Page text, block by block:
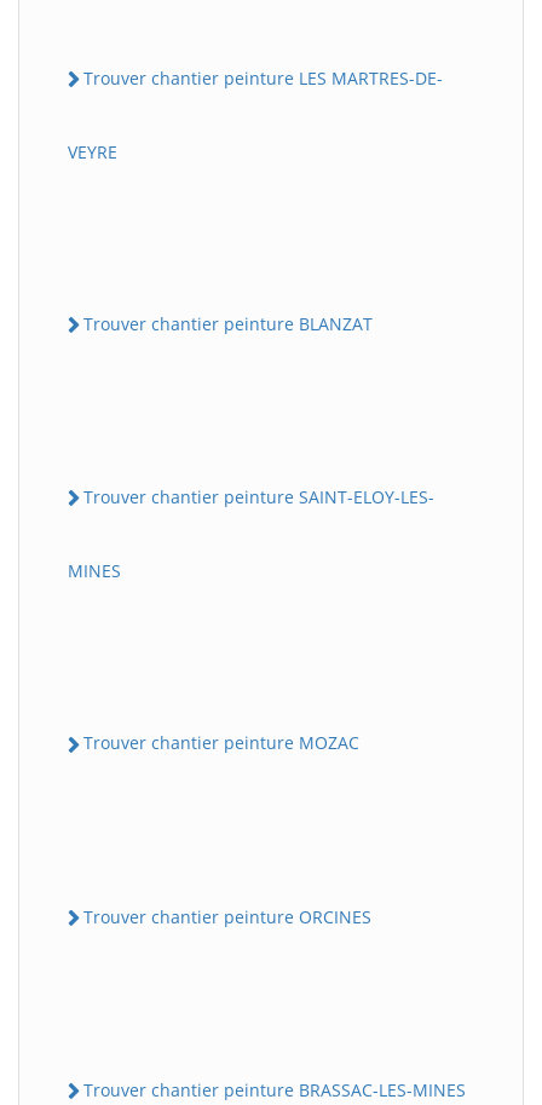
Trouver chantier peinture LES MARTRES-DE-
VEYRE
Trouver chantier peinture BLANZAT
Trouver chantier peinture SAINT-ELOY-LES-
MINES
Trouver chantier peinture MOZAC
Trouver chantier peinture ORCINES
Trouver chantier peinture BRASSAC-LES-MINES